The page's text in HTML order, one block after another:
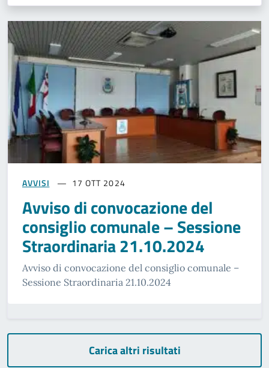
AVVISI 17 OTT 2024
Avviso di convocazione del
consiglio comunale – Sessione
Straordinaria 21.10.2024
Avviso di convocazione del consiglio comunale –
Sessione Straordinaria 21.10.2024
Carica altri risultati